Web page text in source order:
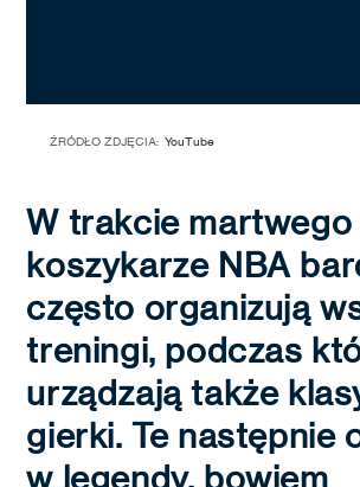
ŹRÓDŁO ZDJĘCIA: YouTube
W trakcie martwego
koszykarze NBA
często organizują
treningi, podczas
urządzają także
gierki. Te następnie
w legendy, bowiem